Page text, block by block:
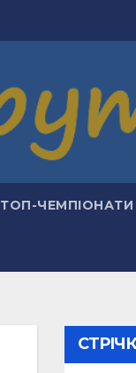
ТОП-ЧЕМПІОНАТИ